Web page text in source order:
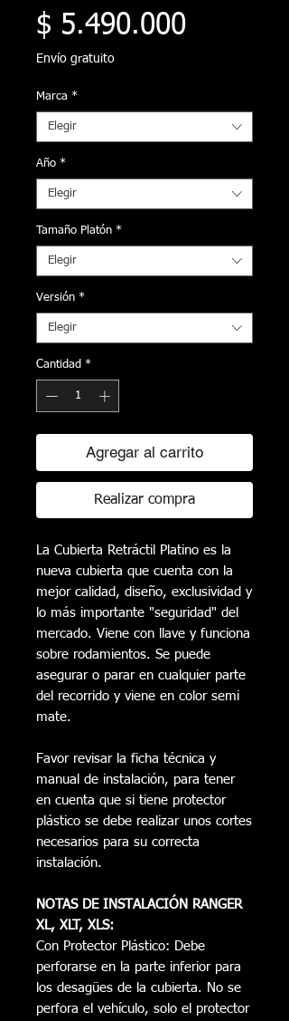
$ 5.490.000Precio
Envío gratuito
Marca *
Elegir
Año *
Elegir
Tamaño Platón *
Elegir
Versión *
Elegir
Cantidad *
Agregar al carrito
Realizar compra
La Cubierta Retráctil Platino es la
nueva cubierta que cuenta con la
mejor calidad, diseño, exclusividad y
lo más importante "seguridad" del
mercado. Viene con llave y funciona
sobre rodamientos. Se puede
asegurar o parar en cualquier parte
del recorrido y viene en color semi
mate.
Favor revisar la ficha técnica y
manual de instalación, para tener
en cuenta que si tiene protector
plástico se debe realizar unos cortes
necesarios para su correcta
instalación.
NOTAS DE INSTALACIÓN RANGER
XL, XLT, XLS:
Con Protector Plástico: Debe
perforarse en la parte inferior para
los desagües de la cubierta. No se
perfora el vehículo, solo el protector